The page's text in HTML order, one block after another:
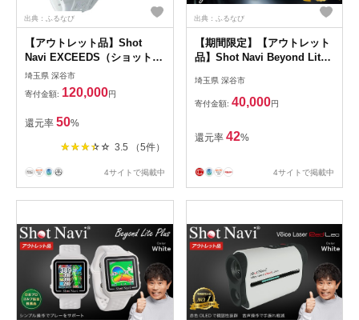
出典：ふるなび
【アウトレット品】Shot
Navi EXCEEDS（ショットナ
ビ エクシード）＜カラー：ホ
ワイト（White）＞
【11218-0855】
埼玉県 深谷市
寄付金額: 120,000円
還元率 50%
3.5 （5件）
4サイトで掲載中
出典：ふるなび
【期間限定】【アウトレット
品】Shot Navi Beyond Lite
ド ライト プラス）＜カラ
ー：ブラック＞ 【11218-
埼玉県 深谷市
寄付金額: 40,000円
還元率 42%
4サイトで掲載中